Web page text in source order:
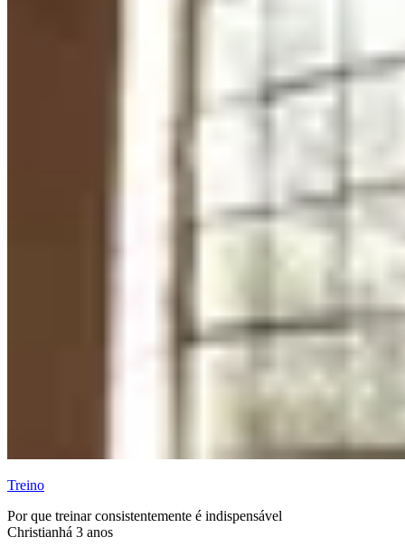
Treino
Por que treinar consistentemente é indispensável
Christianhá 3 anos